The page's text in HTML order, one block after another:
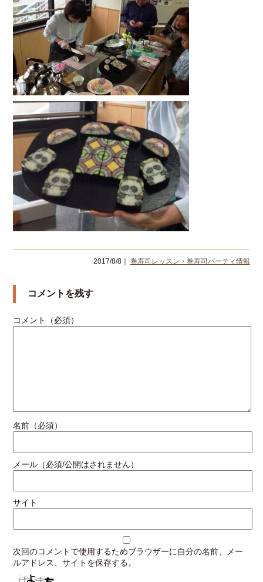
2017/8/8｜ 巻寿司レッスン・巻寿司パーティ情報
コメントを残す
コメント（必須）
名前（必須）
メール（必須/公開はされません）
サイト
次回のコメントで使用するためブラウザーに自分の名前、メー
ルアドレス、サイトを保存する。